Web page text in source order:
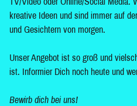
kreative Ideen und sind immer auf
und Gesichtern von morgen.
Unser Angebot ist so groß und
ist. Informier Dich noch heute und
Bewirb dich bei uns!